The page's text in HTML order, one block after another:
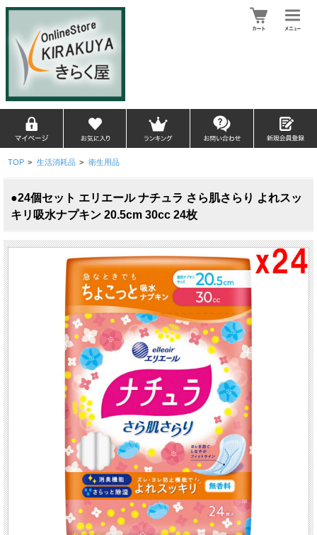
TOP > 生活消耗品 > 衛生用品
●24個セット エリエール ナチュラ さら肌さらり よれスッ
キリ吸水ナプキン 20.5cm 30cc 24枚